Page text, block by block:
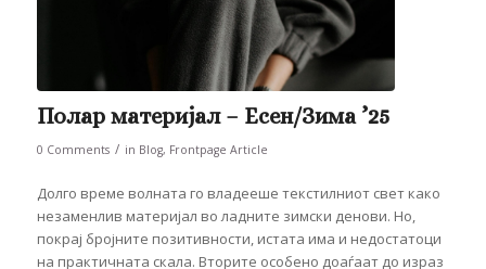
Полар материјал – Есен/Зима ’25
0 Comments / in Blog, Frontpage Article
Долго време волната го владееше текстилниот свет како
незаменлив материјал во ладните зимски денови. Но,
покрај бројните позитивности, истата има и недостатоци
на практичната скала. Вторите особено доаѓаат до израз